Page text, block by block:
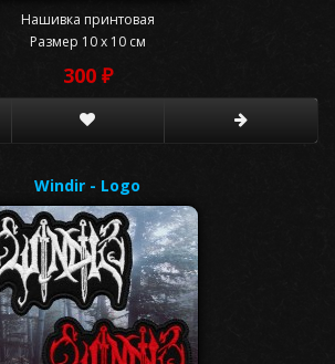
Нашивка принтовая
Размер 10 x 10 см
300 ₽
Windir - Logo